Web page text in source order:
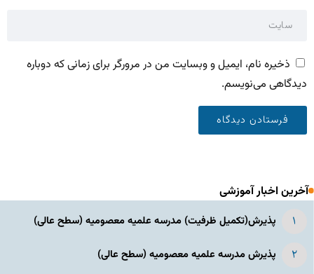
ذخیره نام، ایمیل و وبسایت من در مرورگر برای زمانی که دوباره
دیدگاهی می‌نویسم.
آخرین اخبار آموزشی
پذیرش(تکمیل ظرفیت) مدرسه علمیه معصومیه‌ (سطح عالی)
پذیرش مدرسه علمیه معصومیه‌ (سطح عالی)